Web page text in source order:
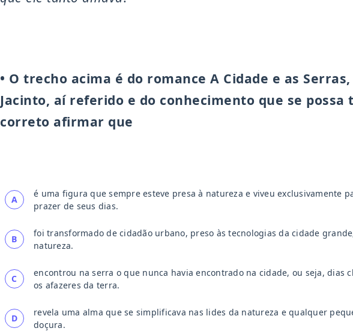
• O trecho acima é do romance A Cidade e as
Jacinto, aí referido e do conhecimento que se
correto afirmar que
A
é uma figura que sempre esteve presa à natureza e viveu exclusivamente
prazer de seus dias.
B
foi transformado de cidadão urbano, preso às tecnologias da cidade
natureza.
C
encontrou na serra o que nunca havia encontrado na cidade, ou seja, dias
os afazeres da terra.
D
revela uma alma que se simplificava nas lides da natureza e qualquer
doçura.